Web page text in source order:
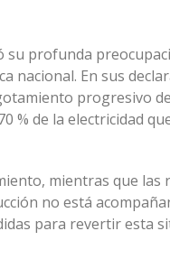
su profunda
nacional. En sus
progresivo
% de la electricidad
mientras que las
no está
para revertir esta